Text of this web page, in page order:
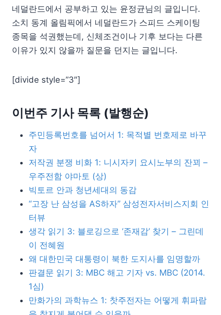
네덜란드에서 공부하고 있는 윤정균님의 글입니다.
소치 동계 올림픽에서 네덜란드가 스피드 스케이팅
종목을 석권했는데, 신체조건이나 기후 보다는 다른
이유가 있지 않을까 질문을 던지는 글입니다.
[divide style=”3″]
이번주 기사 목록 (발행순)
주민등록번호를 넘어서 1: 목적별 번호제로 바꾸
자
저작권 분쟁 비화 1: 니시자키 요시노부의 잔꾀 –
우주전함 야마토 (상)
빅토르 안과 청년세대의 동감
“고장 난 삼성을 AS하자” 삼성전자서비스지회 인
터뷰
생각 읽기 3: 블로깅으로 ‘존재감’ 찾기 – 그린데
이 전혜원
왜 대한민국 대통령이 북한 도지사를 임명할까
판결문 읽기 3: MBC 해고 기자 vs. MBC (2014.
1심)
만화가의 과학뉴스 1: 찻주전자는 어떻게 휘파람